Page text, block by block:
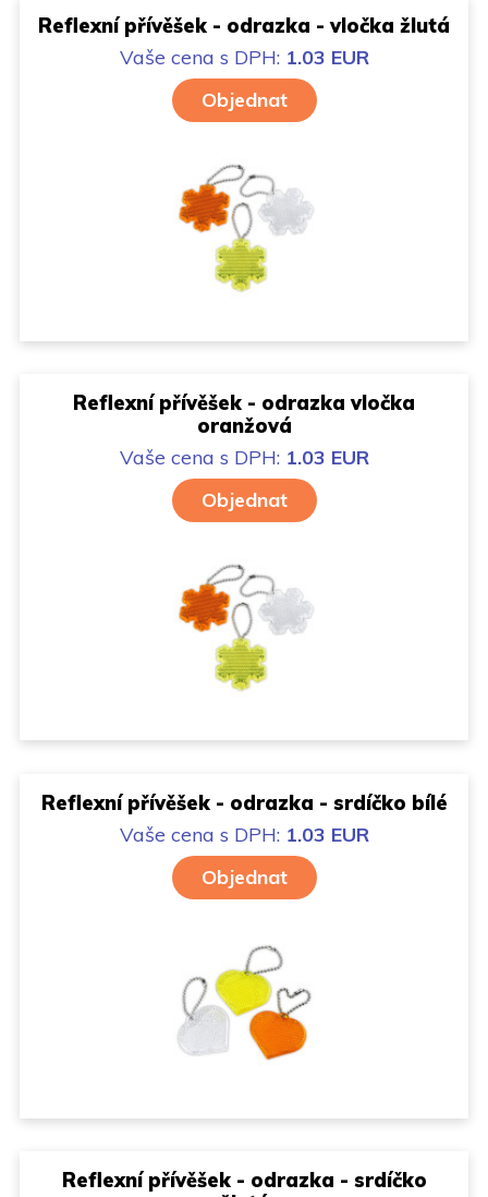
Reflexní přívěšek - odrazka - vločka žlutá
Vaše cena s DPH: 1.03 EUR
Objednat
Reflexní přívěšek - odrazka vločka
oranžová
Vaše cena s DPH: 1.03 EUR
Objednat
Reflexní přívěšek - odrazka - srdíčko bílé
Vaše cena s DPH: 1.03 EUR
Objednat
Reflexní přívěšek - odrazka - srdíčko